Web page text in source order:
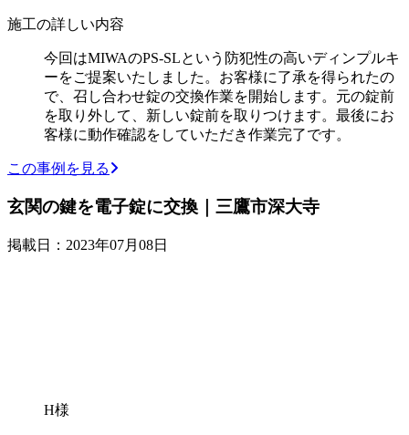
施工の詳しい内容
今回はMIWAのPS-SLという防犯性の高いディンプルキ
ーをご提案いたしました。お客様に了承を得られたの
で、召し合わせ錠の交換作業を開始します。元の錠前
を取り外して、新しい錠前を取りつけます。最後にお
客様に動作確認をしていただき作業完了です。
この事例を見る
玄関の鍵を電子錠に交換｜三鷹市深大寺
掲載日：2023年07月08日
H様